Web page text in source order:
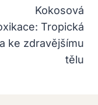
Kokosová
Tropická
ke zdravějšímu
tělu